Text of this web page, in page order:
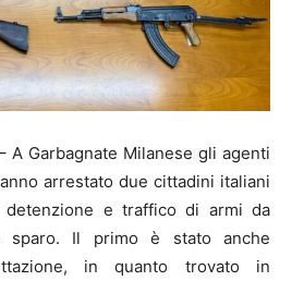
A Garbagnate Milanese gli agenti
arrestato due cittadini italiani
e traffico di armi da
sparo. Il primo è stato anche
in quanto trovato in